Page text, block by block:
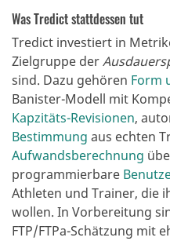
Was Tredict stattdessen tut
Tredict investiert in
Zielgruppe der
sind. Dazu gehören Form
Banister-Modell mit
Kapzitäts-Revisionen,
Bestimmung aus echten
Aufwandsberechnung
programmierbare
Athleten und Trainer, die
wollen. In Vorbereitung
FTP/FTPa-Schätzung mit